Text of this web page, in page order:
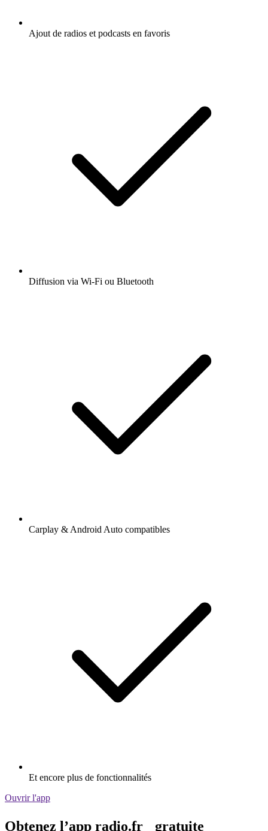
Ajout de radios et podcasts en favoris
Diffusion via Wi-Fi ou Bluetooth
Carplay & Android Auto compatibles
Et encore plus de fonctionnalités
Ouvrir l'app
Obtenez l’app radio.fr gratuite